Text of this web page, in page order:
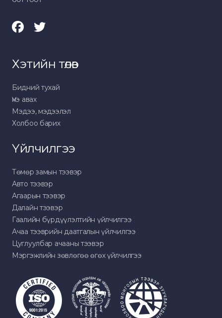
Хэтийн төлөв
Бидний тухай
Үнэ авах
Мэдээ, мэдээлэл
Холбоо барих
Үйлчилгээ
Төмөр замын тээвэр
Авто тээвэр
Агаарын тээвэр
Далайн тээвэр
Гаалийн бүрдүүлэлтийн үйлчилгээ
Ачаа тээврийн даатгалын үйлчилгээ
Цуглуулбар ачааны тээвэр
Мэргэжлийн зөвлөгөө өгөх үйлчилгээ